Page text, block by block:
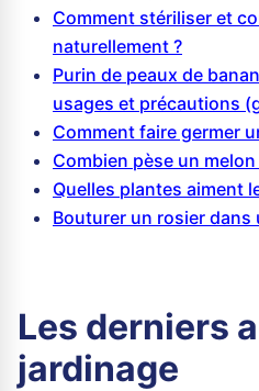
Comment stériliser et
naturellement ?
Purin de peaux de
usages et précautions
Comment faire germer
Combien pèse un melon
Quelles plantes aiment
Bouturer un rosier dans
Les derniers
jardinage